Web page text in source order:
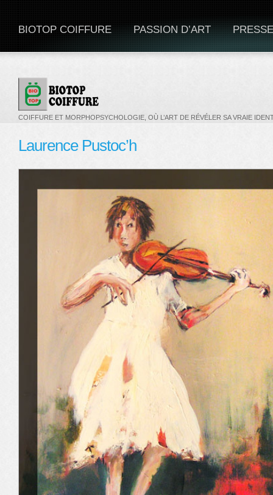
COIFFURE ET MORPHOPSYCHOLOGIE, OÙ L’ART DE RÉVÉLER SA VRAIE
BIOTOP COIFFURE PASSION D’ART PRESSE
Laurence Pustoc’h